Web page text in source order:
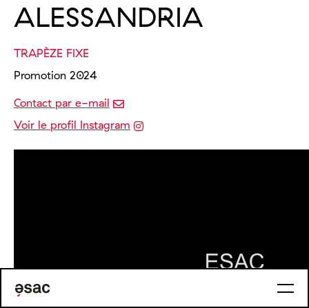
ALESSANDRIA
TRAPÈZE FIXE
Promotion 2024
Contact par e-mail
Voir le profil Instagram